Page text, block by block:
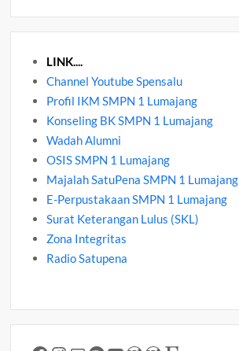
LINK....
Channel Youtube Spensalu
Profil IKM SMPN 1 Lumajang
Konseling BK SMPN 1 Lumajang
Wadah Alumni
OSIS SMPN 1 Lumajang
Majalah SatuPena SMPN 1 Lumajang
E-Perpustakaan SMPN 1 Lumajang
Surat Keterangan Lulus (SKL)
Zona Integritas
Radio Satupena